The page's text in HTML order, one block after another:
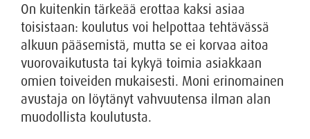
On kuitenkin tärkeää erottaa kaksi asiaa
toisistaan: koulutus voi helpottaa tehtävässä
alkuun pääsemistä, mutta se ei korvaa aitoa
vuorovaikutusta tai kykyä toimia asiakkaan
omien toiveiden mukaisesti. Moni erinomainen
avustaja on löytänyt vahvuutensa ilman alan
muodollista koulutusta.